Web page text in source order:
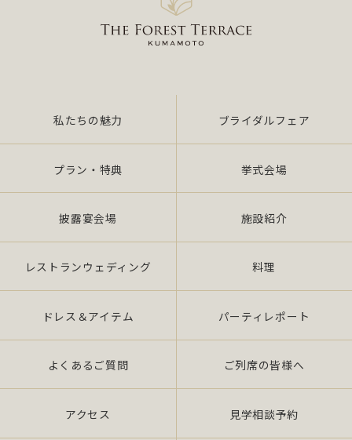
（2）互助会掛金の回収および案内に関する業務
（3）少額短期保険募集代理店としての保険募集およ
また、当社は特定された個人情報の利用目的の達成
に必要な範囲を超えた個人情報の取扱い（目的外利
用）を行いません。
人情報保護マネジメントシステムの要求事項」に準
拠したマネジメン トシステムを遵守し、厳正な管理
の下で行います。
2.個人情報の適切な取扱い
当社は、個人情報の取扱いに関し、JIS Q 15001：
2006 の要求事項、法令「個人情報保護法（平成 17
年 4 月施行）（以下、「法」 という。）」及び社団
法人全日本冠婚葬祭互助協会が定める指針、その他
の規範を遵守いたします。
私たちの魅力 ブライダルフェア
プラン・特典 挙式会場
披露宴会場 施設紹介
レストランウェディング 料理
ドレス＆アイテム パーティレポート
よくあるご質問 ご列席の皆様へ
アクセス 見学相談予約